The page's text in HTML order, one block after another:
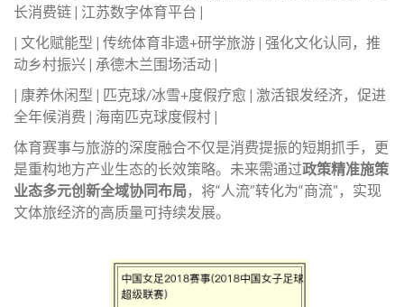
长消费链 | 江苏数字体育平台 |
| 文化赋能型 | 传统体育非遗+研学旅游 | 强化文化认同，推
动乡村振兴 | 承德木兰围场活动 |
| 康养休闲型 | 匹克球/冰雪+度假疗愈 | 激活银发经济，促进
全年候消费 | 海南匹克球度假村 |
体育赛事与旅游的深度融合不仅是消费提振的短期抓手，更
是重构地方产业生态的长效策略。未来需通过政策精准施策
业态多元创新全域协同布局，将“人流”转化为“商流”，实现
文体旅经济的高质量可持续发展。